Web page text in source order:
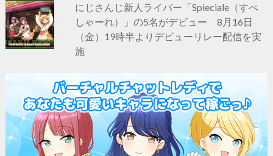
にじさんじ新人ライバー「Spieciale（すぺ
しゃーれ）」の5名がデビュー 8月16日
（金）19時半よりデビューリレー配信を実
施